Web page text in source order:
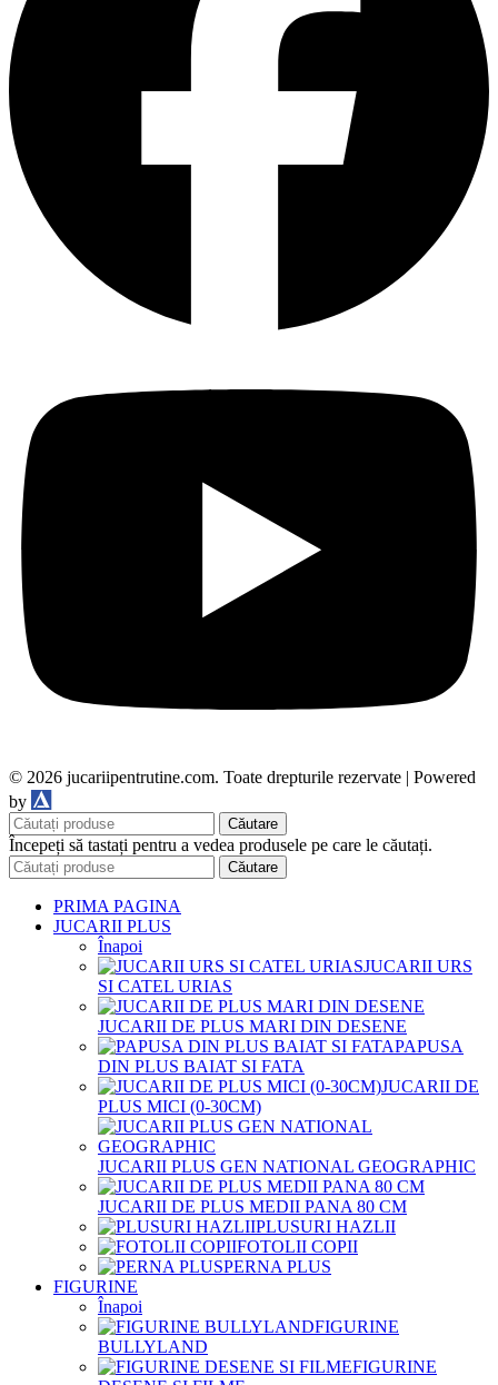
© 2026 jucariipentrutine.com. Toate drepturile rezervate | Powered
by
Căutare
Începeți să tastați pentru a vedea produsele pe care le căutați.
Căutare
PRIMA PAGINA
JUCARII PLUS
Înapoi
JUCARII URS
SI CATEL URIAS
JUCARII DE PLUS MARI DIN DESENE
PAPUSA
DIN PLUS BAIAT SI FATA
JUCARII DE
PLUS MICI (0-30CM)
JUCARII PLUS GEN NATIONAL GEOGRAPHIC
JUCARII DE PLUS MEDII PANA 80 CM
PLUSURI HAZLII
FOTOLII COPII
PERNA PLUS
FIGURINE
Înapoi
FIGURINE
BULLYLAND
FIGURINE